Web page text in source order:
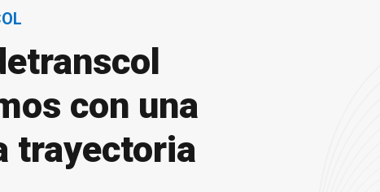
con una
trayectoria